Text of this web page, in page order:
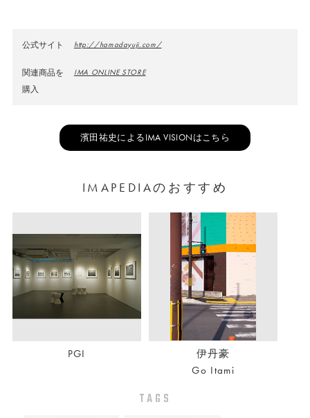
写真集『photograph』がParis
Award 2014にノミネートされるな
ど、東京を拠点に活動し国内外で作
に「Broken Chord」「C/M/Y」
（2015年、PGI、東京）、
「photograph」「Primal Mountain」
（2016年、GALLERIE f5.6、ミュンヘ
ン）がある。主な展示にスイスのフ
ォトフェスティバルImages
Vevey（2014年）、フランスのエク
ス=アン=プロヴァンスフォトフェス
ティバル、ニューヨークのコンデナ
スト ギャラリー（ともに2015年）
公式サイト http://hamadayuji.com/
関連商品を
購入
IMA ONLINE STORE
濱田祐史によるIMA VISIONはこちら
IMAPEDIAのおすすめ
PGI
伊丹豪
Go Itami
TAGS